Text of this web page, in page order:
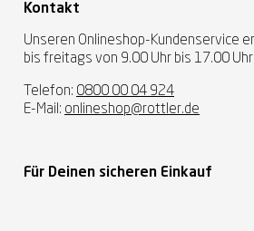
Kontakt
Unseren Onlineshop-Kundenservice
bis freitags von 9.00 Uhr bis 17.00 Uhr.
Telefon: 0800 00 04 924
E-Mail: onlineshop@rottler.de
Für Deinen sicheren Einkauf